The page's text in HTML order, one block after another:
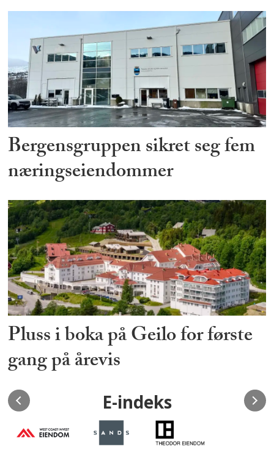
Bergensgruppen sikret seg fem
næringseiendommer
Pluss i boka på Geilo for første
gang på årevis
E-indeks